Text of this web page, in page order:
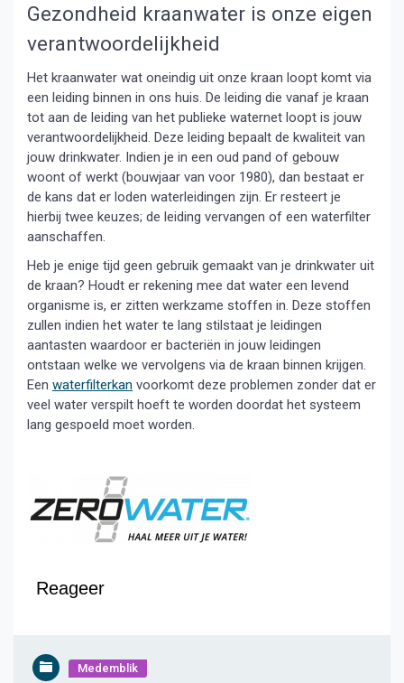
Gezondheid kraanwater is onze eigen
verantwoordelijkheid
Het kraanwater wat oneindig uit onze kraan loopt komt via
een leiding binnen in ons huis. De leiding die vanaf je kraan
tot aan de leiding van het publieke waternet loopt is jouw
verantwoordelijkheid. Deze leiding bepaalt de kwaliteit van
jouw drinkwater. Indien je in een oud pand of gebouw
woont of werkt (bouwjaar van voor 1980), dan bestaat er
de kans dat er loden waterleidingen zijn. Er resteert je
hierbij twee keuzes; de leiding vervangen of een waterfilter
aanschaffen.
Heb je enige tijd geen gebruik gemaakt van je drinkwater uit
de kraan? Houdt er rekening mee dat water een levend
organisme is, er zitten werkzame stoffen in. Deze stoffen
zullen indien het water te lang stilstaat je leidingen
aantasten waardoor er bacteriën in jouw leidingen
ontstaan welke we vervolgens via de kraan binnen krijgen.
Een waterfilterkan voorkomt deze problemen zonder dat er
veel water verspilt hoeft te worden doordat het systeem
lang gespoeld moet worden.
Reageer
Medemblik